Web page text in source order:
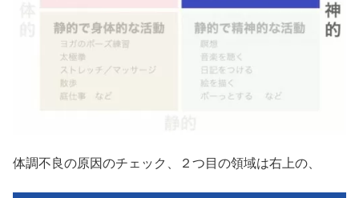
体調不良の原因のチェック、２つ目の領域は右上の、